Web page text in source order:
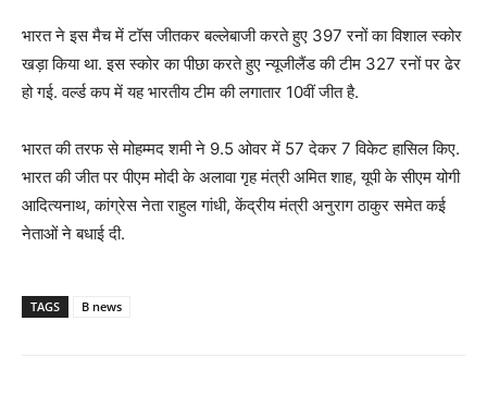
भारत ने इस मैच में टॉस जीतकर बल्लेबाजी करते हुए 397 रनों का विशाल स्कोर
खड़ा किया था. इस स्कोर का पीछा करते हुए न्यूजीलैंड की टीम 327 रनों पर ढेर
हो गई. वर्ल्ड कप में यह भारतीय टीम की लगातार 10वीं जीत है.
भारत की तरफ से मोहम्मद शमी ने 9.5 ओवर में 57 देकर 7 विकेट हासिल किए.
भारत की जीत पर पीएम मोदी के अलावा गृह मंत्री अमित शाह, यूपी के सीएम योगी
आदित्यनाथ, कांग्रेस नेता राहुल गांधी, केंद्रीय मंत्री अनुराग ठाकुर समेत कई
नेताओं ने बधाई दी.
TAGS B news